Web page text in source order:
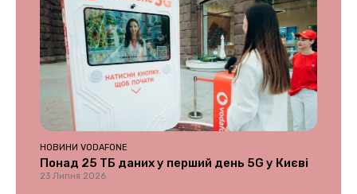
НОВИНИ VODAFONE
Понад 25 ТБ даних у перший день 5G у Києві
23 Липня 2026